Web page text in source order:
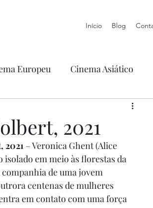
Início Blog
Europeu Cinema Asiático
2021
2021 – Veronica Ghent (Alice
em meio às florestas da
de uma jovem
centenas de mulheres
em contato com uma força